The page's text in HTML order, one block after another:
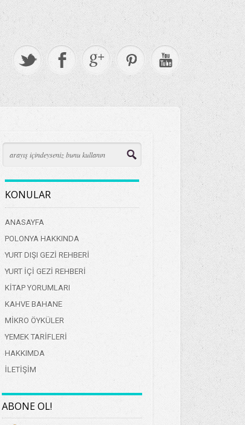
KONULAR
ANASAYFA
POLONYA HAKKINDA
YURT DIŞI GEZİ REHBERİ
YURT İÇİ GEZİ REHBERİ
KİTAP YORUMLARI
KAHVE BAHANE
MİKRO ÖYKÜLER
YEMEK TARİFLERİ
HAKKIMDA
İLETİŞİM
ABONE OL!